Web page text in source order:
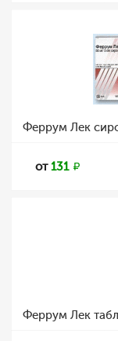
Феррум Лек
от131
Феррум Лек